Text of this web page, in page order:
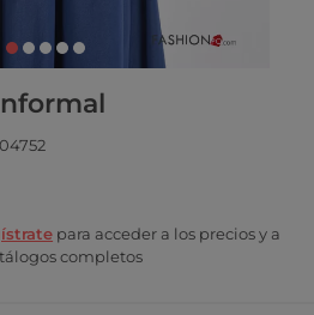
para acceder a los precios y a
completos